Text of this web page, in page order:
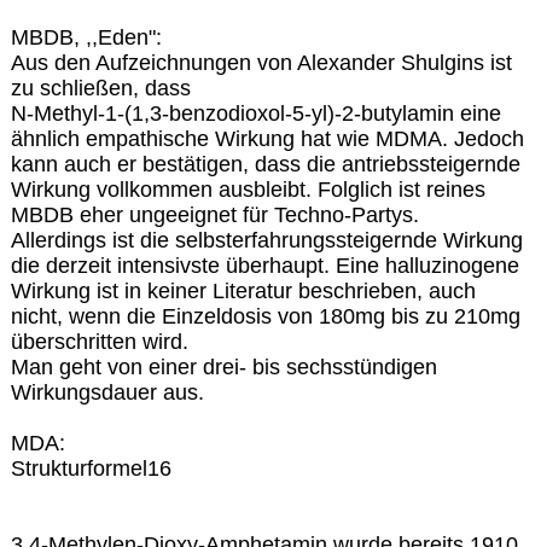
MBDB, ,,Eden":
Aus den Aufzeichnungen von Alexander Shulgins ist
zu schließen, dass
N-Methyl-1-(1,3-benzodioxol-5-yl)-2-butylamin eine
ähnlich empathische Wirkung hat wie MDMA. Jedoch
kann auch er bestätigen, dass die antriebssteigernde
Wirkung vollkommen ausbleibt. Folglich ist reines
MBDB eher ungeeignet für Techno-Partys.
Allerdings ist die selbsterfahrungssteigernde Wirkung
die derzeit intensivste überhaupt. Eine halluzinogene
Wirkung ist in keiner Literatur beschrieben, auch
nicht, wenn die Einzeldosis von 180mg bis zu 210mg
überschritten wird.
Man geht von einer drei- bis sechsstündigen
Wirkungsdauer aus.
MDA:
Strukturformel16